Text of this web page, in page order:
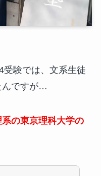
受験では、文系生徒
んですが…
の東京理科大学の